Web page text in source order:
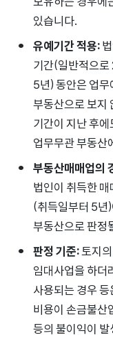
있습니다.
유예기간 적용:
기간(일반적으로
5년) 동안은 업
부동산으로 보지
기간이 지난 후
업무무관 부동산
부동산매매업의
법인이 취득한
(취득일부터 5년
부동산으로 판정
판정 기준:토지
임대사업을 하더
사용되는 경우
비용이 손금불산
등의 불이익이